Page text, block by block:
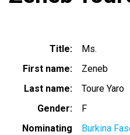
Title
Ms.
First name
Zeneb
Last name
Toure Yaro
Gender
F
Nominating
Burkina